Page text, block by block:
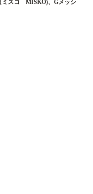
ミスコ MISKO)、Gメッシ